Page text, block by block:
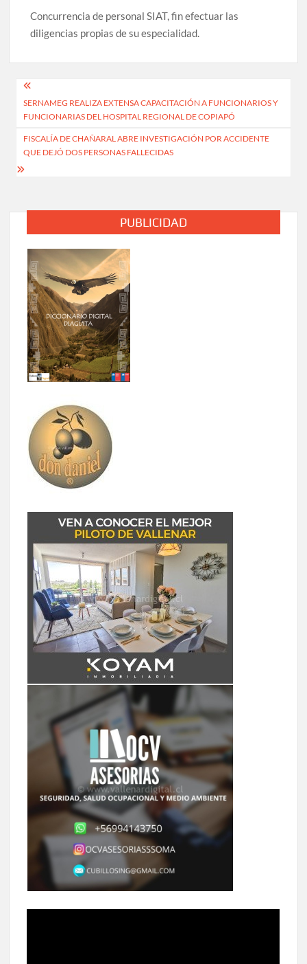
Concurrencia de personal SIAT, fin efectuar las
diligencias propias de su especialidad.
Navegación
de
entradas
SERNAMEG REALIZA EXTENSA CAPACITACIÓN A FUNCIONARIOS Y
FUNCIONARIAS DEL HOSPITAL REGIONAL DE COPIAPÓ
FISCALÍA DE CHAÑARAL ABRE INVESTIGACIÓN POR ACCIDENTE
QUE DEJÓ DOS PERSONAS FALLECIDAS
PUBLICIDAD